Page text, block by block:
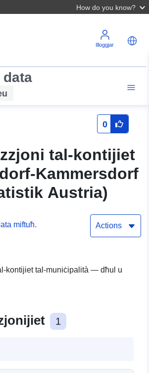
How do you know?
Illoggjar
data
0
tal-kontijiet
Kammersdorf
Austria)
miftuħ. Actions
kontijiet tal-muniċipalità — dħul u
1